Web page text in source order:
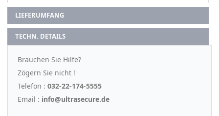
LIEFERUMFANG
TECHN. DETAILS
Brauchen Sie Hilfe?
Zögern Sie nicht !
Telefon : 032-22-174-5555
Email : info@ultrasecure.de